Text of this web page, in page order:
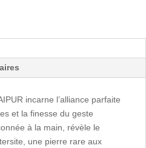
incarne l’alliance parfaite
et la finesse du geste
à la main, révèle le
une pierre rare aux